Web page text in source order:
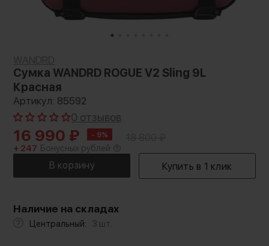
Сумка WANDRD ROGUE V2 Sling 9L
Красная
Артикул: 85592
0 отзывов
16 990 ₽ - 9%
+ 247 Бонусных рублей
Наличие на складах
Центральный: 3 шт.